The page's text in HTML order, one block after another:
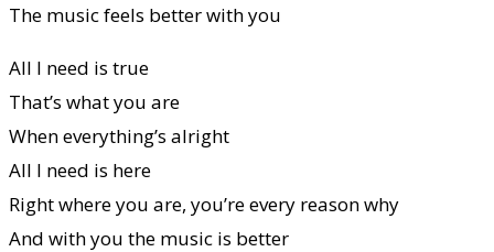
The music feels better with you
All I need is true
That’s what you are
When everything’s alright
All I need is here
Right where you are, you’re every reason why
And with you the music is better